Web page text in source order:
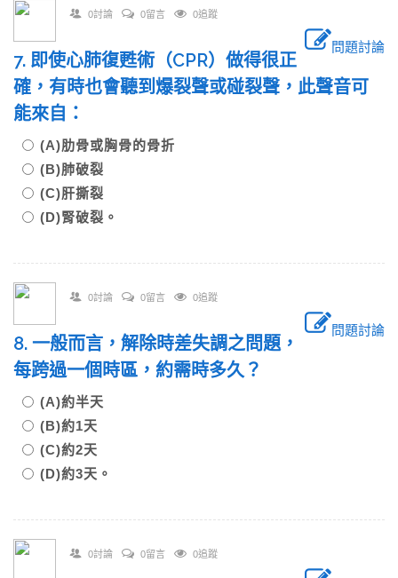
0討論 0留言 0追蹤
問題討論
7. 即使心肺復甦術（CPR）做得很正
確，有時也會聽到爆裂聲或碰裂聲，此聲音可
能來自：
(A)肋骨或胸骨的骨折
(B)肺破裂
(C)肝撕裂
(D)腎破裂。
0討論 0留言 0追蹤
問題討論
8. 一般而言，解除時差失調之問題，
每跨過一個時區，約需時多久？
(A)約半天
(B)約1天
(C)約2天
(D)約3天。
0討論 0留言 0追蹤